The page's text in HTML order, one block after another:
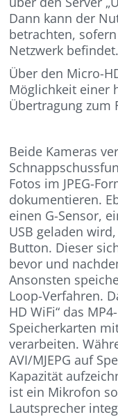
Dann kann der
betrachten,
Netzwerk befindet.
Über den Micro-
Möglichkeit einer
Übertragung zum
Beide Kameras
Fotos im JPEG-
dokumentieren.
einen G-Sensor,
USB geladen
Button. Dieser
bevor und
Ansonsten
Loop-Verfahren.
HD WiFi“ das
Speicherkarten
verarbeiten.
AVI/MJEPG auf
Kapazität
ist ein Mikrofon
Lautsprecher